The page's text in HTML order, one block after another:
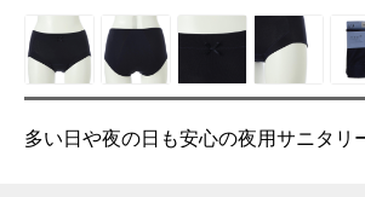
多い日や夜の日も安心の夜用サニタリ